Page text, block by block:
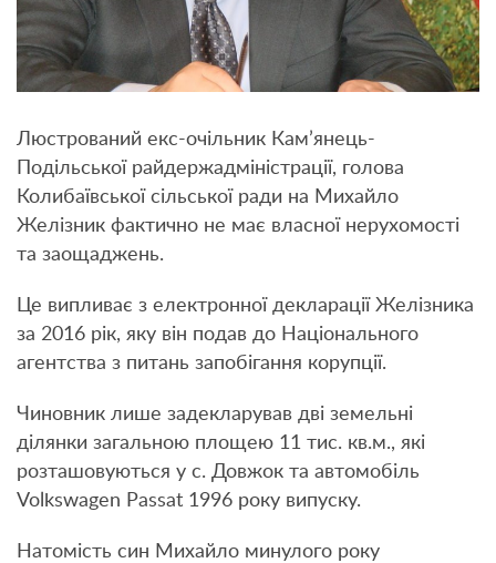
Люстрований екс-очільник Кам’янець-
Подільської райдержадміністрації, голова
Колибаївської сільської ради на Михайло
Желізник фактично не має власної нерухомості
та заощаджень.
Це випливає з електронної декларації Желізника
за 2016 рік, яку він подав до Національного
агентства з питань запобігання корупції.
Чиновник лише задекларував дві земельні
ділянки загальною площею 11 тис. кв.м., які
розташовуються у с. Довжок та автомобіль
Volkswagen Passat 1996 року випуску.
Натомість син Михайло минулого року